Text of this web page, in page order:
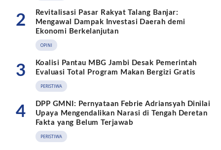
2
Revitalisasi Pasar Rakyat Talang Banjar:
Mengawal Dampak Investasi Daerah demi
Ekonomi Berkelanjutan
OPINI
3
Koalisi Pantau MBG Jambi Desak Pemerintah
Evaluasi Total Program Makan Bergizi Gratis
PERISTIWA
4
DPP GMNI: Pernyataan Febrie Adriansyah Dinilai
Upaya Mengendalikan Narasi di Tengah Deretan
Fakta yang Belum Terjawab
PERISTIWA